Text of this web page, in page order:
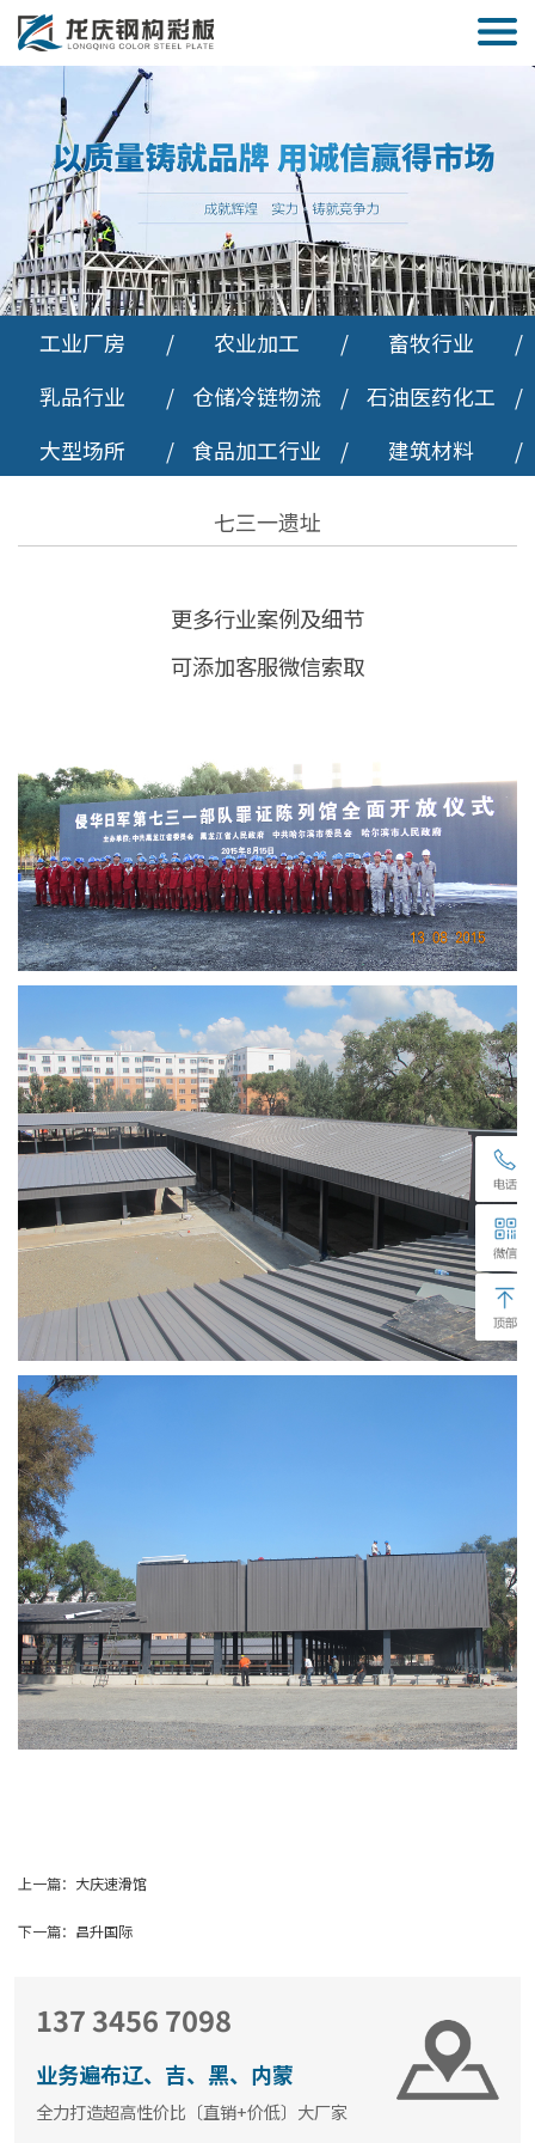
工业厂房 / 农业加工 / 畜牧行业
/
乳品行业
/ 仓储冷链物流 / 石油医药化工
/
大型场所
/ 食品加工行业 / 建筑材料 /
七三一遗址
更多行业案例及细节
可添加客服微信索取
上一篇： 大庆速滑馆
下一篇： 昌升国际
137 3456 7098
业务遍布辽、吉、黑、内蒙
全力打造超高性价比〔直销+价低〕大厂家